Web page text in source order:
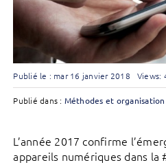
Publié le : mar 16 janvier 2018 Views:
Publié dans : Méthodes et organisation
L’année 2017 confirme
appareils numériques dans la